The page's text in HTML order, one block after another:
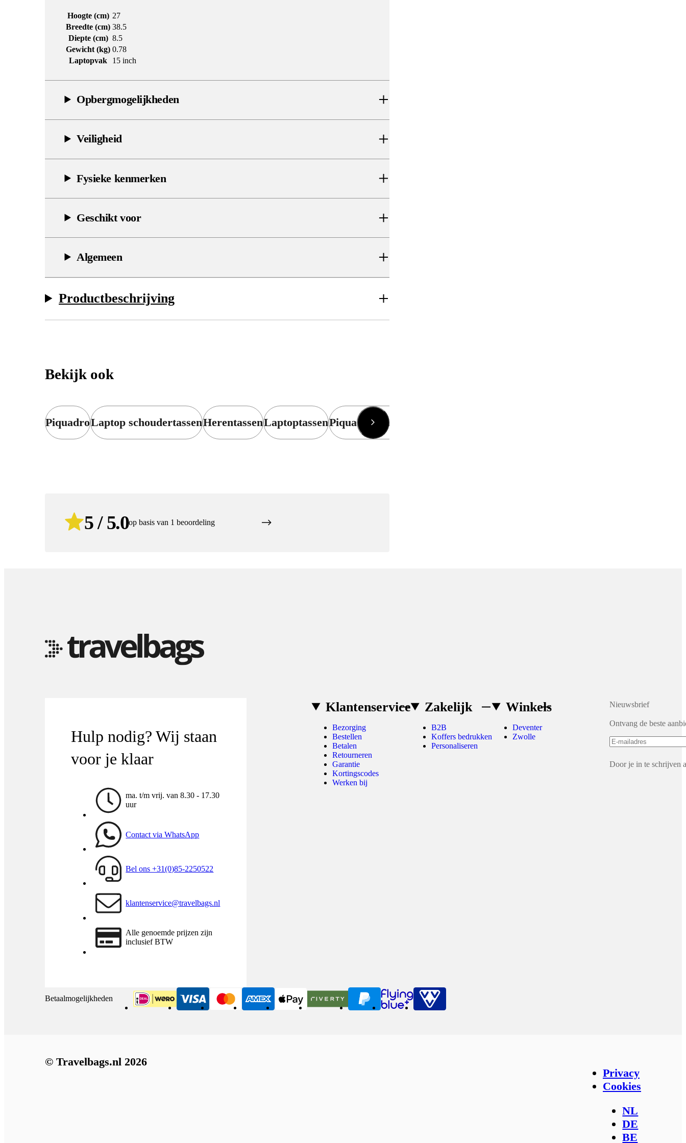
Hoogte (cm) 27
Breedte (cm) 38.5
Diepte (cm) 8.5
Gewicht (kg) 0.78
Laptopvak
15 inch
Opbergmogelijkheden
Veiligheid
Fysieke kenmerken
Geschikt voor
Algemeen
Productbeschrijving
Bekijk ook
PiquadroLaptop schoudertassenHerentassenLaptoptassenPiquadro Laptoptassen
5 / 5.0op basis van 1 beoordeling
Hulp nodig? Wij staan
voor je klaar
ma. t/m vrij. van 8.30 - 17.30
uur
Contact via WhatsApp
Bel ons +31(0)85-2250522
klantenservice@travelbags.nl
Alle genoemde prijzen zijn
inclusief BTW
Betaalmogelijkheden iDeal Visa MasterCardAmerican Express
Apple Pay Riverty PayPal Flying BlueVVV
Klantenservice
Bezorging
Bestellen
Betalen
Retourneren
Garantie
Kortingscodes
Werken bij
Zakelijk
B2B
Koffers bedrukken
Personaliseren
Winkels
Deventer
Zwolle
Nieuwsbrief
Ontvang de beste
Door je in te schrijven
© Travelbags.nl 2026
Privacy en countries
Privacy
Cookies
NL
DE
BE